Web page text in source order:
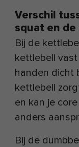
Verschil
squat en
Bij de
kettlebell
handen dicht
kettlebell
en kan je
anders
Bij de